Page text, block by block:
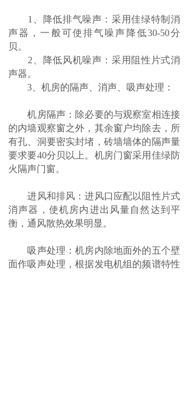
1、降低排气噪声：采用佳绿特制消
声器，一般可使排气噪声降低30-50分
贝。
2、降低风机噪声：采用阻性片式消
声器。
3、机房的隔声、消声、吸声处理：
机房隔声：除必要的与观察室相连接
的内墙观察窗之外，其余窗户均除去，所
有孔、洞要密实封堵，砖墙墙体的隔声量
要求要40分贝以上。机房门窗采用佳绿防
火隔声门窗。
进风和排风：进风口应配以阻性片式
消声器，使机房内进出风量自然达到平
衡，通风散热效果明显。
吸声处理：机房内除地面外的五个壁
面作吸声处理，根据发电机组的频谱特性